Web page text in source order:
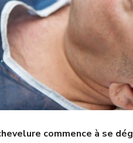
commence à se